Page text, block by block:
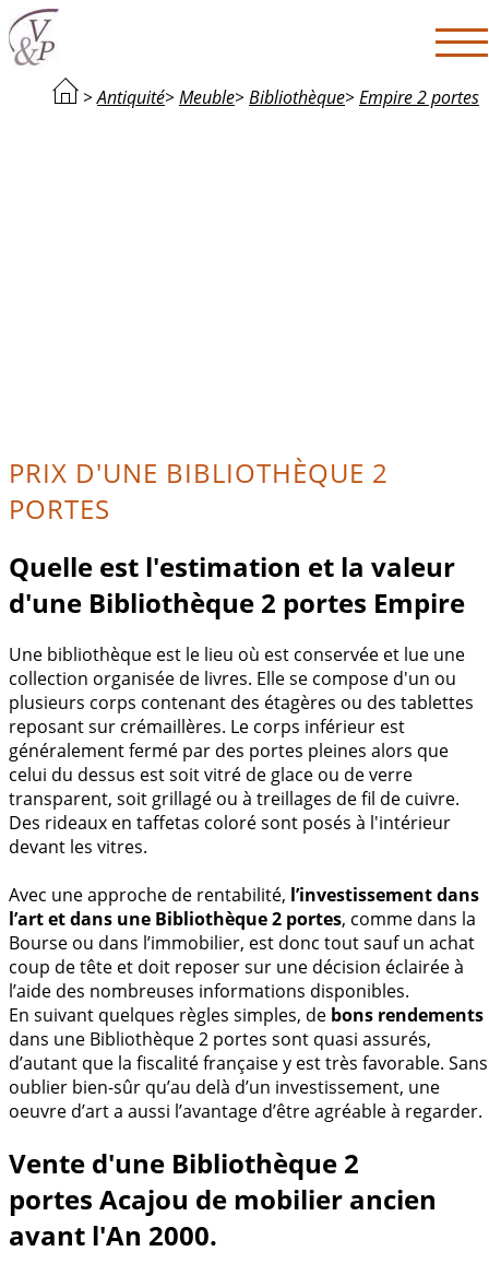
>Antiquité> Meuble> Bibliothèque> Empire 2 portes
PRIX D'UNE BIBLIOTHÈQUE 2
PORTES
Quelle est l'estimation et la valeur
d'une Bibliothèque 2 portes Empire
Une bibliothèque est le lieu où est conservée et lue une
collection organisée de livres. Elle se compose d'un ou
plusieurs corps contenant des étagères ou des tablettes
reposant sur crémaillères. Le corps inférieur est
généralement fermé par des portes pleines alors que
celui du dessus est soit vitré de glace ou de verre
transparent, soit grillagé ou à treillages de fil de cuivre.
Des rideaux en taffetas coloré sont posés à l'intérieur
devant les vitres.
Avec une approche de rentabilité, l’investissement dans
l’art et dans une Bibliothèque 2 portes, comme dans la
Bourse ou dans l’immobilier, est donc tout sauf un achat
coup de tête et doit reposer sur une décision éclairée à
l’aide des nombreuses informations disponibles.
En suivant quelques règles simples, de bons rendements
dans une Bibliothèque 2 portes sont quasi assurés,
d’autant que la fiscalité française y est très favorable. Sans
oublier bien-sûr qu’au delà d’un investissement, une
oeuvre d’art a aussi l’avantage d’être agréable à regarder.
Vente d'une Bibliothèque 2
portes Acajou de mobilier ancien
avant l'An 2000.